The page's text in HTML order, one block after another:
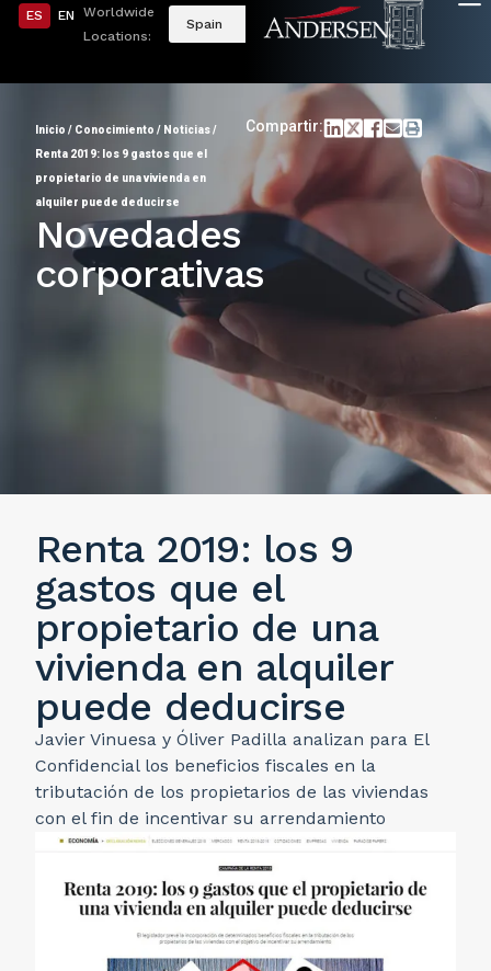
ES EN
Worldwide
Locations:
Spain
Inicio / Conocimiento / Noticias/
Renta 2019: los 9 gastos que el
propietario de una vivienda en
alquiler puede deducirse
Compartir:
Novedades
corporativas
Renta 2019: los 9
gastos que el
propietario de una
vivienda en alquiler
puede deducirse
Javier Vinuesa y Óliver Padilla analizan para El
Confidencial los beneficios fiscales en la
tributación de los propietarios de las viviendas
con el fin de incentivar su arrendamiento